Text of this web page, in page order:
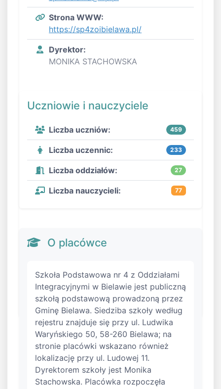
Strona WWW:
https://sp4zoibielawa.pl/
Dyrektor:
MONIKA STACHOWSKA
Uczniowie i nauczyciele
Liczba uczniów: 459
Liczba uczennic: 233
Liczba oddziałów: 27
Liczba nauczycieli: 77
O placówce
Szkoła Podstawowa nr 4 z Oddziałami
Integracyjnymi w Bielawie jest publiczną
szkołą podstawową prowadzoną przez
Gminę Bielawa. Siedziba szkoły według
rejestru znajduje się przy ul. Ludwika
Waryńskiego 50, 58-260 Bielawa; na
stronie placówki wskazano również
lokalizację przy ul. Ludowej 11.
Dyrektorem szkoły jest Monika
Stachowska. Placówka rozpoczęła